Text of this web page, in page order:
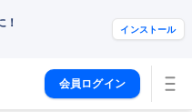
！ インストール
会員ログイン